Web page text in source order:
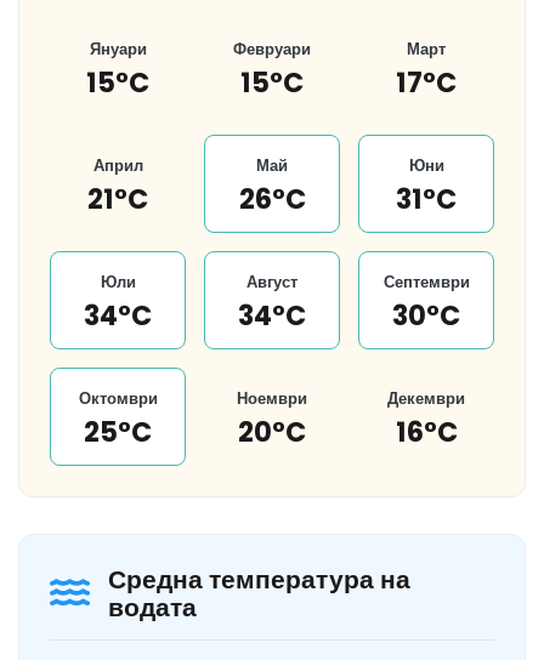
Януари
15°C
Февруари
15°C
Март
17°C
Април
21°C
Май
26°C
Юни
31°C
Юли
34°C
Август
34°C
Септември
30°C
Октомври
25°C
Ноември
20°C
Декември
16°C
Средна температура на
водата